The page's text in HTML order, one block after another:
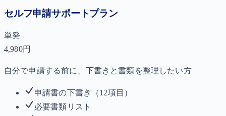
セルフ申請サポートプラン
単発
4,980円
自分で申請する前に、下書きと書類を整理したい方
申請書の下書き（12項目）
必要書類リスト